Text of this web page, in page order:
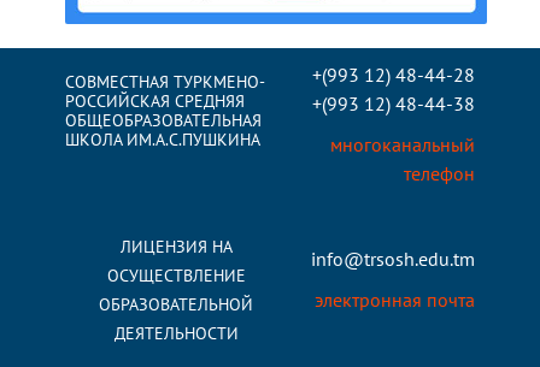
СОВМЕСТНАЯ ТУРКМЕНО-
РОССИЙСКАЯ СРЕДНЯЯ
ОБЩЕОБРАЗОВАТЕЛЬНАЯ
ШКОЛА ИМ.А.С.ПУШКИНА
ЛИЦЕНЗИЯ НА
ОСУЩЕСТВЛЕНИЕ
ОБРАЗОВАТЕЛЬНОЙ
ДЕЯТЕЛЬНОСТИ
+(993 12) 48-44-28
+(993 12) 48-44-38
многоканальный
телефон
info@trsosh.edu.tm
электронная почта